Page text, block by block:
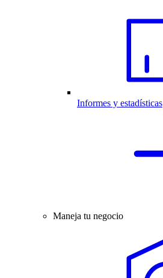
Informes y estadísticas
Maneja tu negocio